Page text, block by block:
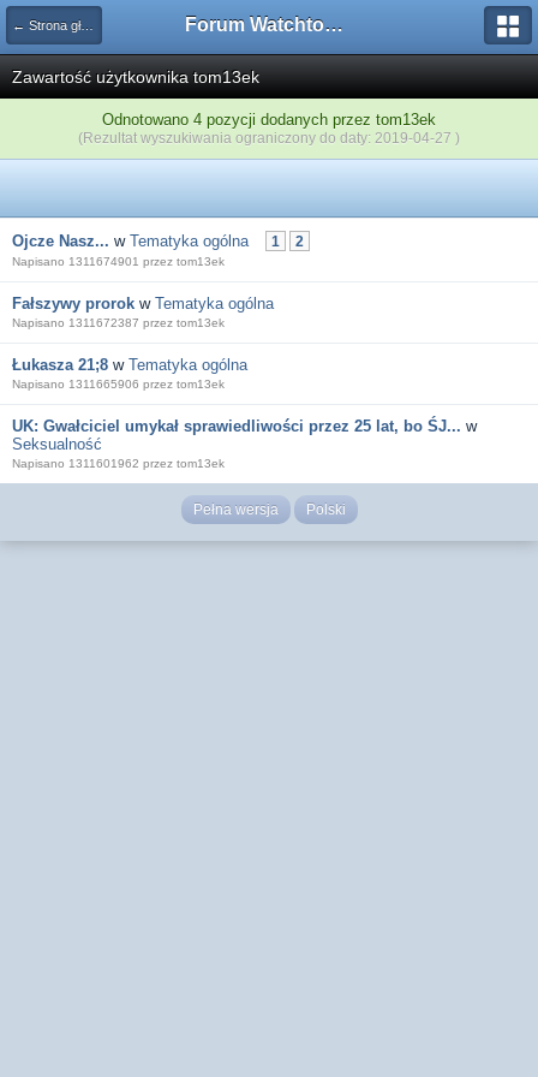
← Strona główna Forum Watchtower
Zawartość użytkownika tom13ek
Odnotowano 4 pozycji dodanych przez tom13ek
(Rezultat wyszukiwania ograniczony do daty: 2019-04-27 )
Ojcze Nasz... w Tematyka ogólna 1 2
Napisano 1311674901 przez tom13ek
Fałszywy prorok w Tematyka ogólna
Napisano 1311672387 przez tom13ek
Łukasza 21;8 w Tematyka ogólna
Napisano 1311665906 przez tom13ek
UK: Gwałciciel umykał sprawiedliwości przez 25 lat, bo ŚJ... w
Seksualność
Napisano 1311601962 przez tom13ek
Pełna wersja Polski